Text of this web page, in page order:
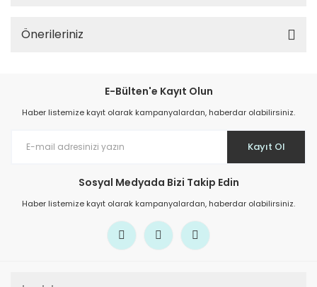
Önerileriniz
E-Bülten'e Kayıt Olun
Haber listemize kayıt olarak kampanyalardan, haberdar olabilirsiniz.
Kayıt Ol
Sosyal Medyada Bizi Takip Edin
Haber listemize kayıt olarak kampanyalardan, haberdar olabilirsiniz.